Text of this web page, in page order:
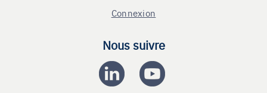
Connexion
Nous suivre